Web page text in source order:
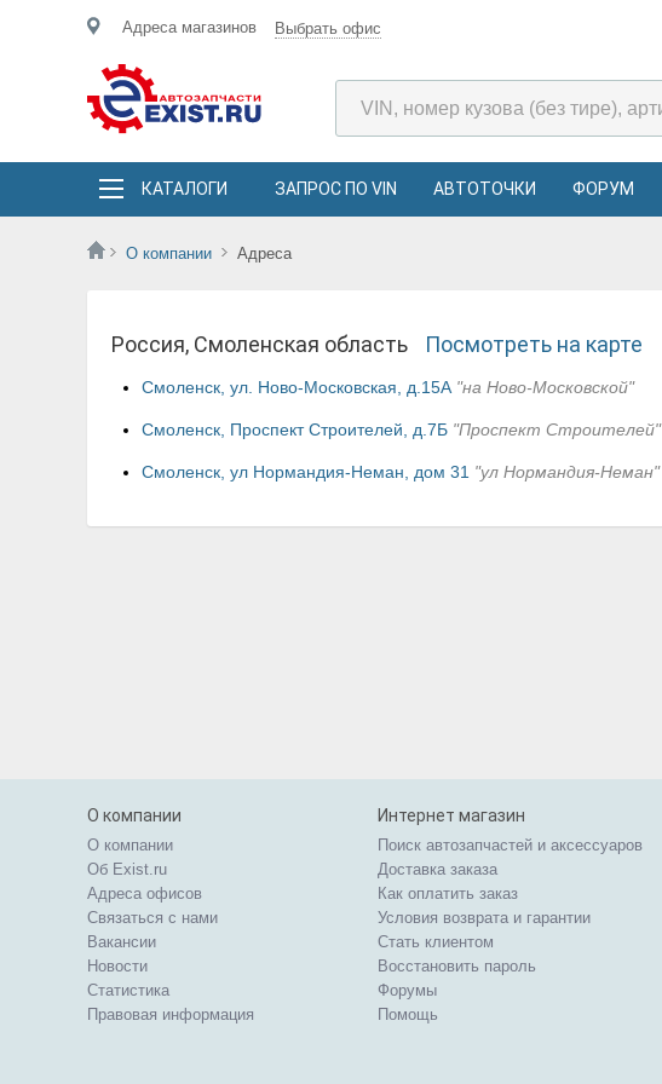
Адреса магазинов Выбрать офис
КАТАЛОГИ ЗАПРОС ПО VIN АВТОТОЧКИ ФОРУМ
О компании Адреса
Россия, Смоленская область Посмотреть на карте
Смоленск, ул. Ново-Московская, д.15А "на Ново-Московской"
Смоленск, Проспект Строителей, д.7Б "Проспект Строителей"
Смоленск, ул Нормандия-Неман, дом 31 "ул Нормандия-Неман"
О компании
О компании
Об Exist.ru
Адреса офисов
Связаться с нами
Вакансии
Новости
Статистика
Правовая информация
Интернет магазин
Поиск автозапчастей и аксессуаров
Доставка заказа
Как оплатить заказ
Условия возврата и гарантии
Стать клиентом
Восстановить пароль
Форумы
Помощь